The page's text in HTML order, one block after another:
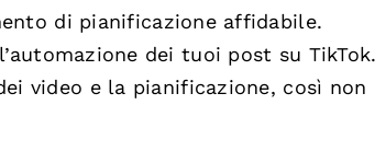
di pianificazione affidabile.
dei tuoi post su TikTok.
video e la pianificazione, così non